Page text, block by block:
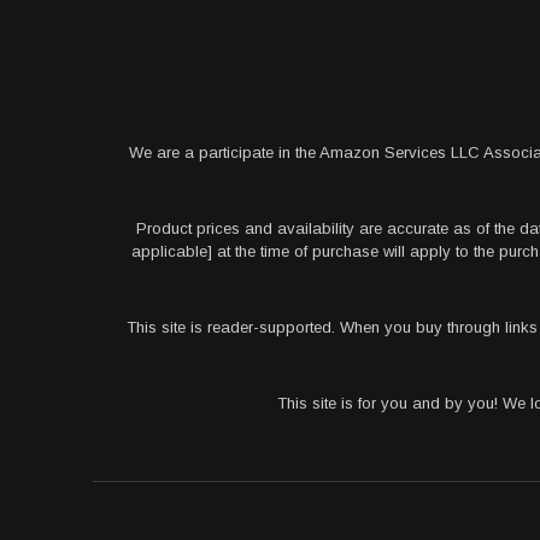
We are a participate in the Amazon Services LLC
Product prices and availability are accurate as of the
applicable] at the time of purchase will apply to the
This site is reader-supported. When you buy through
This site is for you and by you! We